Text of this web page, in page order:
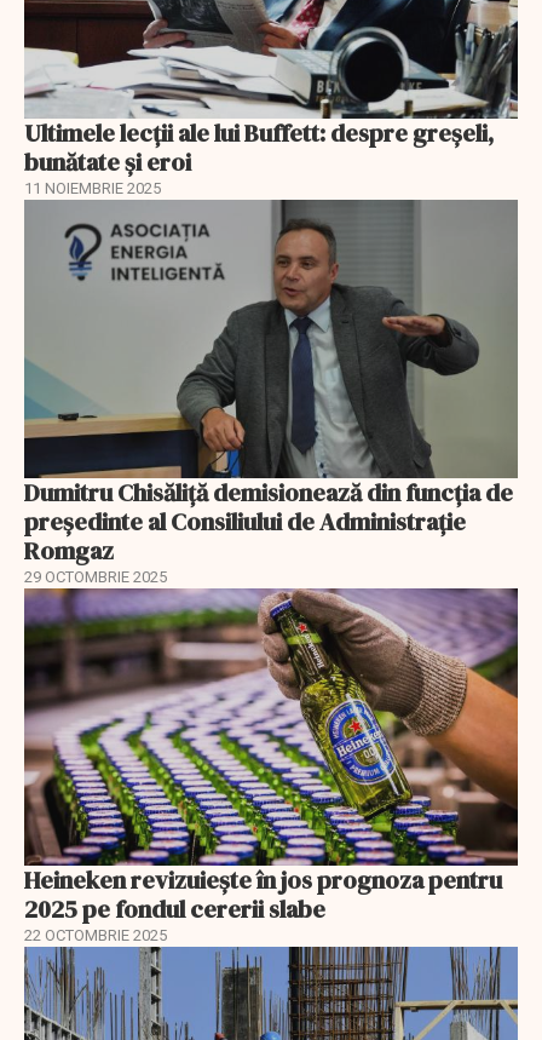
Ultimele lecții ale lui Buffett: despre greșeli,
bunătate și eroi
11 NOIEMBRIE 2025
Dumitru Chisăliță demisionează din funcția de
președinte al Consiliului de Administrație
Romgaz
29 OCTOMBRIE 2025
Heineken revizuiește în jos prognoza pentru
2025 pe fondul cererii slabe
22 OCTOMBRIE 2025